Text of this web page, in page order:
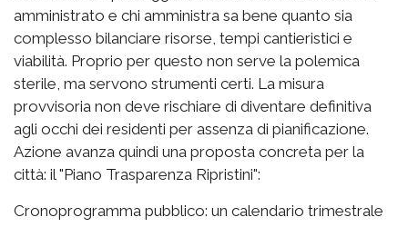
amministrato e chi amministra sa bene quanto sia
complesso bilanciare risorse, tempi cantieristici e
viabilità. Proprio per questo non serve la polemica
sterile, ma servono strumenti certi. La misura
provvisoria non deve rischiare di diventare definitiva
agli occhi dei residenti per assenza di pianificazione.
Azione avanza quindi una proposta concreta per la
città: il "Piano Trasparenza Ripristini":
Cronoprogramma pubblico: un calendario trimestrale